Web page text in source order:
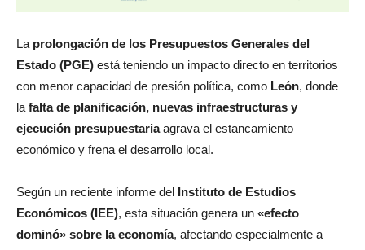
La prolongación de los Presupuestos Generales del
Estado (PGE) está teniendo un impacto directo en territorios
con menor capacidad de presión política, como León, donde
la falta de planificación, nuevas infraestructuras y
ejecución presupuestariaagrava el estancamiento
económico y frena el desarrollo local.
Según un reciente informe del Instituto de Estudios
Económicos (IEE), esta situación genera un «efecto
dominó» sobre la economía, afectando especialmente a